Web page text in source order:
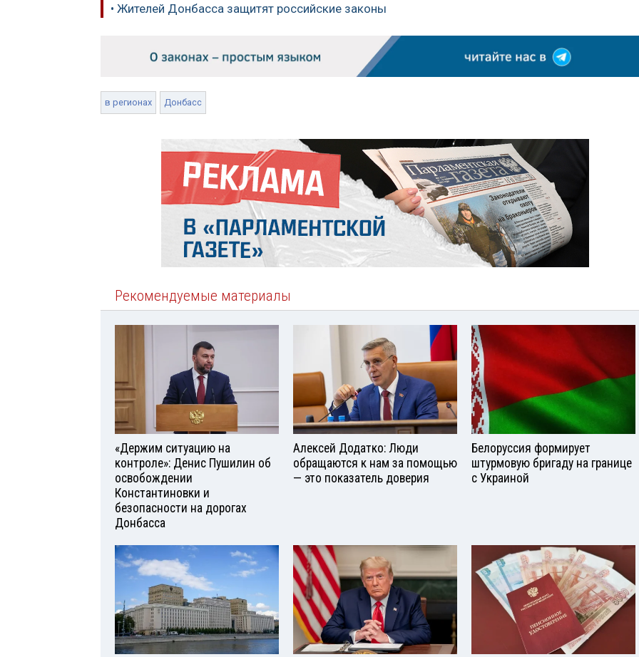
• Жителей Донбасса защитят российские законы
в регионах Донбасс
Рекомендуемые материалы
«Держим ситуацию на
контроле»: Денис Пушилин об
освобождении
Константиновки и
безопасности на дорогах
Донбасса
Алексей Додатко: Люди
обращаются к нам за помощью
— это показатель доверия
Белоруссия формирует
штурмовую бригаду на границе
с Украиной